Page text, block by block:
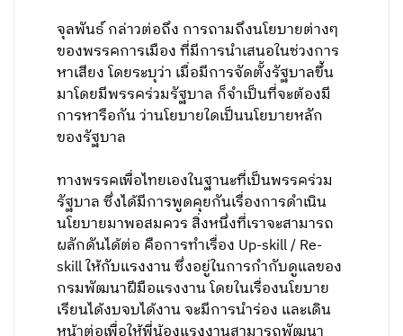
จุลพันธ์ กล่าวต่อถึง การถามถึงนโยบายต่างๆ
ของพรรคการเมือง ที่มีการนำเสนอในช่วงการ
หาเสียง โดยระบุว่า เมื่อมีการจัดตั้งรัฐบาลขึ้น
มาโดยมีพรรคร่วมรัฐบาล ก็จำเป็นที่จะต้องมี
การหารือกัน ว่านโยบายใดเป็นนโยบายหลัก
ของรัฐบาล
ทางพรรคเพื่อไทยเองในฐานะที่เป็นพรรคร่วม
รัฐบาล ซึ่งได้มีการพูดคุยกันเรื่องการดำเนิน
นโยบายมาพอสมควร สิ่งหนึ่งที่เราจะสามารถ
ผลักดันได้ต่อ คือการทำเรื่อง Up-skill / Re-
skill ให้กับแรงงาน ซึ่งอยู่ในการกำกับดูแลของ
กรมพัฒนาฝีมือแรงงาน โดยในเรื่องนโยบาย
เรียนได้งบจบได้งาน จะมีการนำร่อง และเดิน